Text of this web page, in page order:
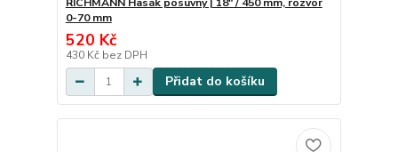
RICHMANN Hasák posuvný | 18" / 450 mm, rozvor
0-70 mm
520 Kč
430 Kč bez DPH
Přidat do košíku